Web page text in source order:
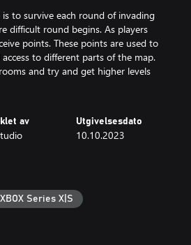
to survive each round of invading
difficult round begins. As players
points. These points are used to
to different parts of the map.
and try and get higher levels
av Utgivelsesdato
10.10.2023
XBOX Series X|S